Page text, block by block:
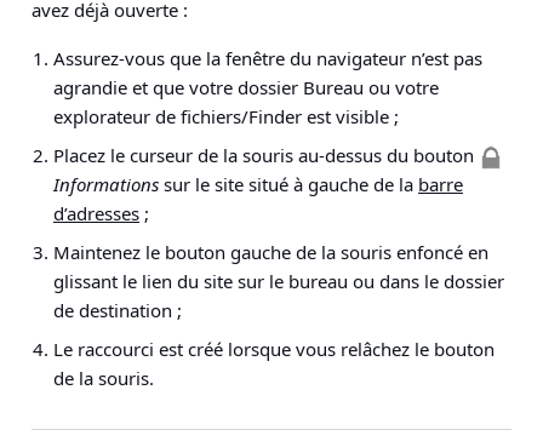
avez déjà ouverte :
Assurez-vous que la fenêtre du navigateur n’est pas
agrandie et que votre dossier Bureau ou votre
explorateur de fichiers/Finder est visible ;
Placez le curseur de la souris au-dessus du bouton
Informations sur le site situé à gauche de la barre
d’adresses ;
Maintenez le bouton gauche de la souris enfoncé en
glissant le lien du site sur le bureau ou dans le dossier
de destination ;
Le raccourci est créé lorsque vous relâchez le bouton
de la souris.